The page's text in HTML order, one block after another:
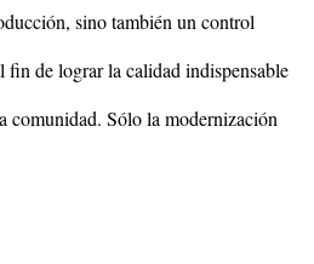
sino también un control
fin de lograr la calidad indispensable
comunidad. Sólo la modernización